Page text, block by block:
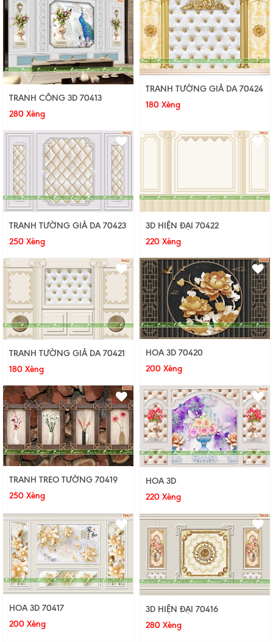
TRANH CÔNG 3D 70413
280 Xèng
TRANH TƯỜNG GIẢ DA 70424
180 Xèng
TRANH TƯỜNG GIẢ DA 70423
250 Xèng
3D HIỆN ĐẠI 70422
220 Xèng
TRANH TƯỜNG GIẢ DA 70421
180 Xèng
HOA 3D 70420
200 Xèng
TRANH TREO TƯỜNG 70419
250 Xèng
HOA 3D
220 Xèng
HOA 3D 70417
200 Xèng
3D HIỆN ĐẠI 70416
280 Xèng